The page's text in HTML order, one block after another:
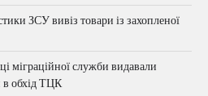
ЗСУ вивіз товари із захопленої
міграційної служби видавали
в обхід ТЦК